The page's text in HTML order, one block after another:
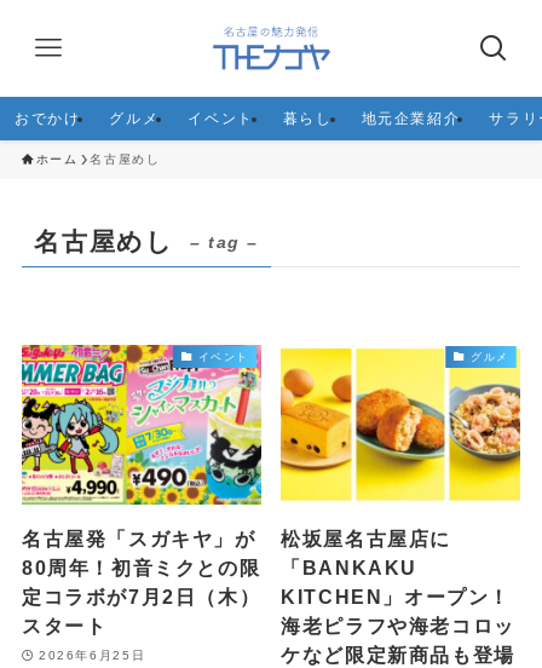
おでかけ グルメ イベント 暮らし 地元企業紹介 サラリ
ホーム 名古屋めし
名古屋めし – tag –
イベント
名古屋発「スガキヤ」が
80周年！初音ミクとの限
定コラボが7月2日（木）
スタート
2026年6月25日
グルメ
松坂屋名古屋店に
「BANKAKU
KITCHEN」オープン！
海老ピラフや海老コロッ
ケなど限定新商品も登場